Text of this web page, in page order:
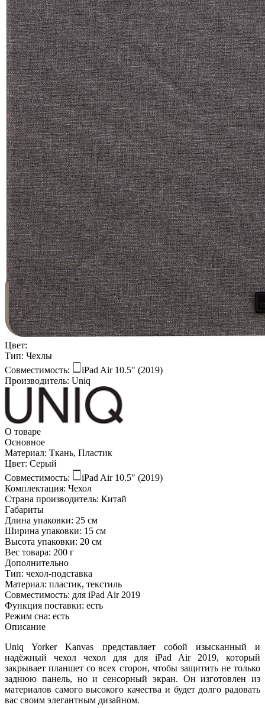
Цвет:
Тип: Чехлы
Совместимость:
iPad Air 10.5" (2019)
Производитель: Uniq
О товаре
Основное
Материал: Ткань, Пластик
Цвет: Серый
Совместимость:
iPad Air 10.5" (2019)
Комплектация: Чехол
Страна производитель: Китай
Габариты
Длина упаковки: 25 см
Ширина упаковки: 15 см
Высота упаковки: 20 см
Вес товара: 200 г
Дополнительно
Тип: чехол-подставка
Материал: пластик, текстиль
Совместимость: для iPad Air 2019
Функция поставки: есть
Режим сна: есть
Описание
Uniq Yorker Kanvas представляет собой изысканный и
надёжный чехол чехол для для iPad Air 2019, который
закрывает планшет со всех сторон, чтобы защитить не только
заднюю панель, но и сенсорный экран. Он изготовлен из
материалов самого высокого качества и будет долго радовать
вас своим элегантным дизайном.